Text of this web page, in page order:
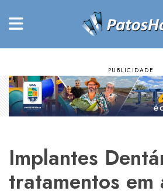
Implantes
tratamentos